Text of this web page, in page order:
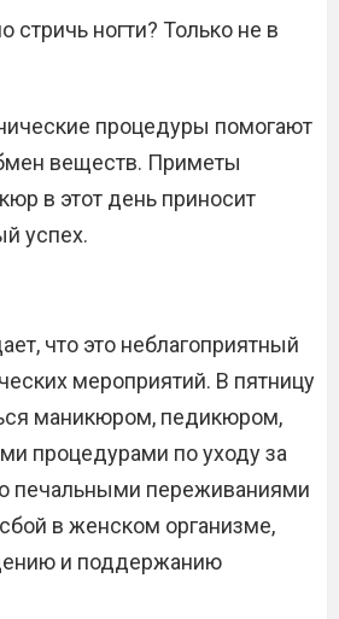
стричь ногти? Только не в
процедуры помогают
веществ. Приметы
в этот день приносит
успех.
что это неблагоприятный
мероприятий. В пятницу
маникюром, педикюром,
процедурами по уходу за
печальными переживаниями
в женском организме,
и поддержанию